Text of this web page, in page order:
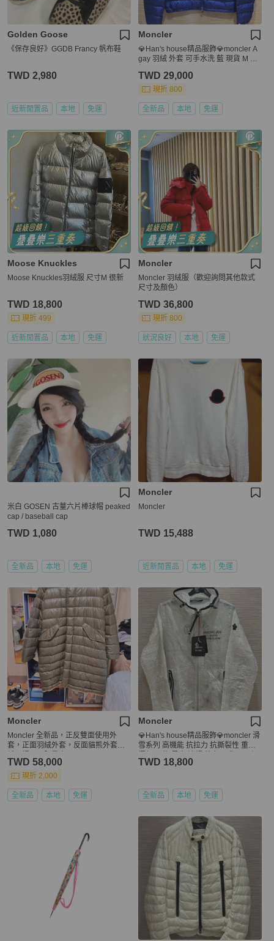
Golden Goose
《保存良好》GGDB Francy 帆布鞋
TWD 2,980
近新閒置品 本地 免運
Moncler
💎Han's house精品服飾💎moncler A
gay 羽絨 外套 可手水洗 藍 現貨 M 原
TWD 29,000
現折 800
全新品 本地 免運
Moose Knuckles
Moose Knuckles羽絨服 尺寸M 很新
TWD 18,800
現折 499
近新閒置品 本地 免運
Moncler
Moncler 羽絨服（歡迎詢問其他款式
尺寸及顏色）
TWD 36,800
現折 800
狀況良好 本地 免運
米白 GOSEN 古蕫六片棒球帽 peaked
cap / baseball cap
TWD 1,080
全新品 本地 免運
Moncler
Moncler
TWD 15,488
近新閒置品 本地 免運
Moncler
Moncler 全新品，正反雙面使用外
套，正面羽絨外套，反面貓熊外套羽
TWD 58,000
現折 2,000
全新品 本地 免運
Moncler
💎Han's house精品服飾💎moncler 滑
雪系列 高機能 抗拉力 抗撕裂性 重量
73300 可手水洗
TWD 18,800
全新品 本地 免運